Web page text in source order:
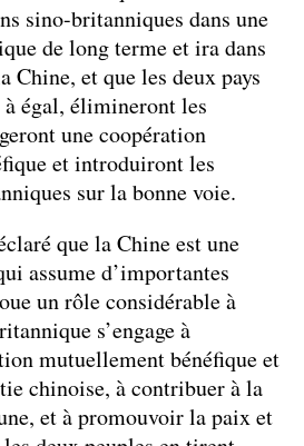
sino-britanniques dans une
de long terme et ira dans
Chine, et que les deux pays
égal, élimineront les
une coopération
et introduiront les
sur la bonne voie.
que la Chine est une
assume d’importantes
un rôle considérable à
s’engage à
mutuellement bénéfique et
chinoise, à contribuer à la
et à promouvoir la paix et